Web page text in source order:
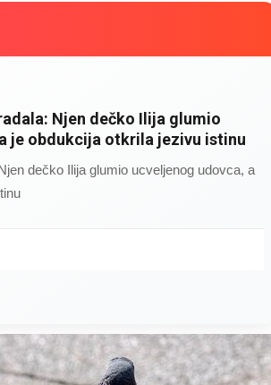
Njen dečko Ilija glumio
je obdukcija otkrila jezivu istinu
dečko Ilija glumio ucveljenog udovca, a